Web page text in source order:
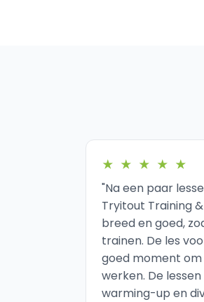
★ ★ ★ ★ ★
"Na een paar
Tryitout Training
breed en goed,
trainen. De les
goed moment
werken. De
warming-up en